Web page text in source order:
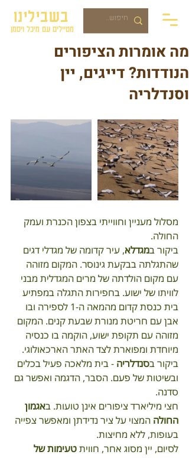
בשבילינו
מטיילים עם מיכל ויסמן
מה אומרות הציפורים
הנודדות? דייגים, יין
וסנדלריה
מסלול מעניין וחווייתי בצפון הכנרת ועמק
החולה.
ביקור במגדלא, עיר קדומה של מגדלי דגים
שהתגלתה בבקעת גינוסר. המקום מזוהה
עם מקום הולדתה של מרים המגדלית מבני
לוויתו של ישוע. בחפירות התגלה במפתיע
בית כנסת קדום מהמאה ה-1 לספירה ובו
אבן עם חריטת מנורת שבעת קנים. המקום
מזוהה עם תקופת ישוע, הוקמה בו כנסיה
מיוחדת ומפוארת לצד האתר הארכאולוגי.
ביקור בסנדלריה - בית מלאכה פעיל בכלים
ובשיטות של פעם. הסבר, הדגמה ואפשר גם
סדנה.
חצי מיליארד ציפורים אינן טועות. באגמון
החולה המצוי על ציר נדידתן ומאפשר צפייה
בעופות, ללא מחיצות.
לסיום, יין מסוג אחר, חווית טעימות של